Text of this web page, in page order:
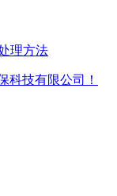
理方法
科技有限公司！